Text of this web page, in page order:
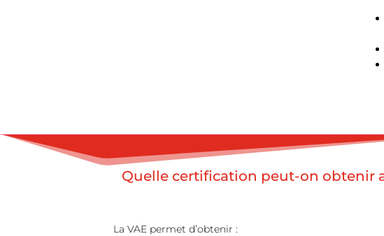
Quelle certification peut-on obtenir
La VAE permet d’obtenir :